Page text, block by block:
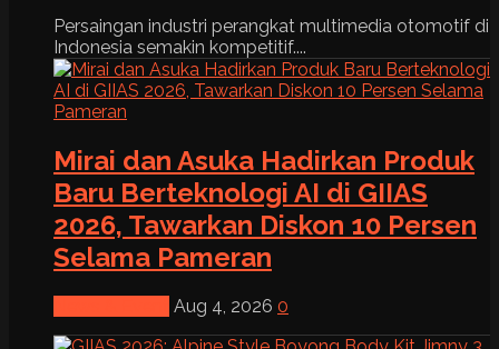
Persaingan industri perangkat multimedia otomotif di
Indonesia semakin kompetitif....
Mirai dan Asuka Hadirkan Produk
Baru Berteknologi AI di GIIAS
2026, Tawarkan Diskon 10 Persen
Selama Pameran
Aug 4, 2026 0